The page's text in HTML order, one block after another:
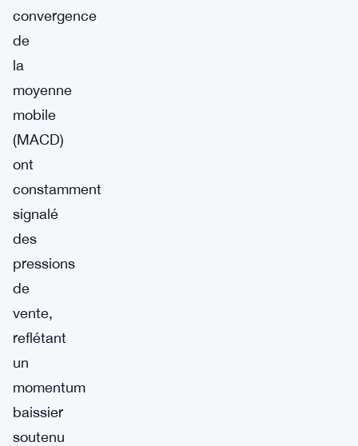
convergence
de
la
moyenne
mobile
(MACD)
ont
constamment
signalé
des
pressions
de
vente,
reflétant
un
momentum
baissier
soutenu